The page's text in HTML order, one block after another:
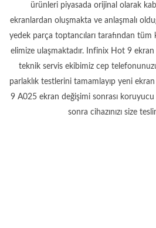
ürünleri piyasada orijinal olarak
ekranlardan oluşmakta ve anlaşmalı
yedek parça toptancıları tarafından tüm
elimize ulaşmaktadır. Infinix Hot 9
teknik servis ekibimiz cep
parlaklık testlerini tamamlayıp yeni
9 A025 ekran değişimi sonrası koruyucu
sonra cihazınızı size